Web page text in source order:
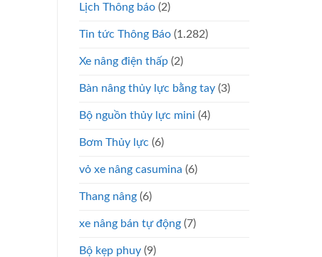
Lịch Thông báo (2)
Tin tức Thông Báo (1.282)
Xe nâng điện thấp (2)
Bàn nâng thủy lực bằng tay (3)
Bộ nguồn thủy lực mini (4)
Bơm Thủy lực (6)
vỏ xe nâng casumina (6)
Thang nâng (6)
xe nâng bán tự động (7)
Bộ kẹp phuy (9)